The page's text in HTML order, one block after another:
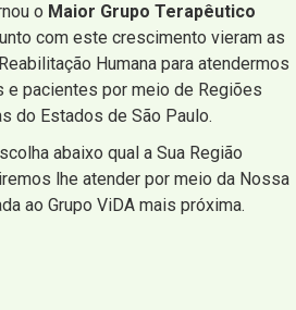
o Maior Grupo Terapêutico
com este crescimento vieram as
Humana para atendermos
pacientes por meio de Regiões
do Estados de São Paulo.
abaixo qual a Sua Região
lhe atender por meio da Nossa
ao Grupo ViDA mais próxima.